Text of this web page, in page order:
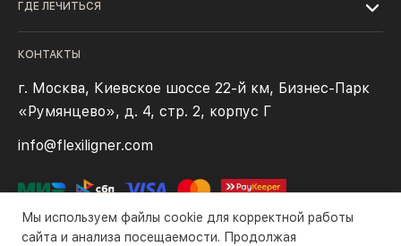
ГДЕ ЛЕЧИТЬСЯ
КОНТАКТЫ
г. Москва, Киевское шоссе 22-й км, Бизнес-Парк
«Румянцево», д. 4, стр. 2, корпус Г
info@flexiligner.com
Мы используем файлы cookie для корректной работы
сайта и анализа посещаемости. Продолжая